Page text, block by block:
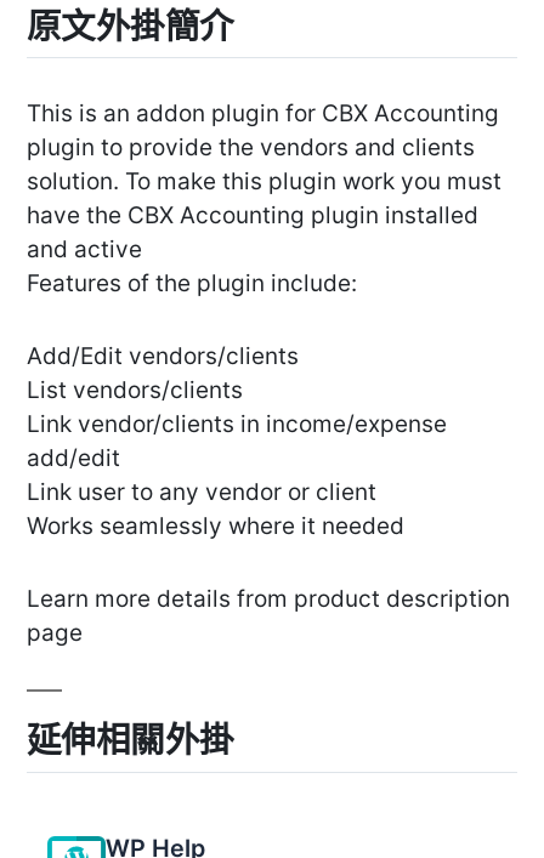
原文外掛簡介
This is an addon plugin for CBX Accounting
plugin to provide the vendors and clients
solution. To make this plugin work you must
have the CBX Accounting plugin installed
and active
Features of the plugin include:
Add/Edit vendors/clients
List vendors/clients
Link vendor/clients in income/expense
add/edit
Link user to any vendor or client
Works seamlessly where it needed
Learn more details from product description
page
延伸相關外掛
WP Help